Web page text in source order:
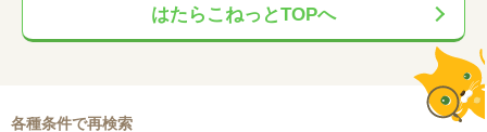
はたらこねっとTOPへ
各種条件で再検索